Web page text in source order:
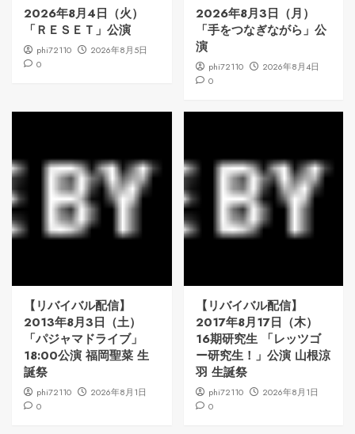
2026年8月4日（火）
「ＲＥＳＥＴ」公演
phi72110
2026年8月5日
0
2026年8月3日（月）
「手をつなぎながら」公
演
phi72110
2026年8月4日
0
【リバイバル配信】
2013年8月3日（土）
「パジャマドライブ」
18:00公演 福岡聖菜 生
誕祭
phi72110
2026年8月1日
0
【リバイバル配信】
2017年8月17日（木）
16期研究生 「レッツゴ
ー研究生！」公演 山根涼
羽 生誕祭
phi72110
2026年8月1日
0